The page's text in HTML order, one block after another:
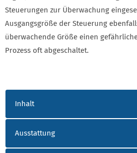
Steuerungen zur Überwachung
Ausgangsgröße der Steuerung
überwachende Größe einen
Prozess oft abgeschaltet.
AKK_STEUERUNGSTECHNIK
Inhalt
Ausstattung